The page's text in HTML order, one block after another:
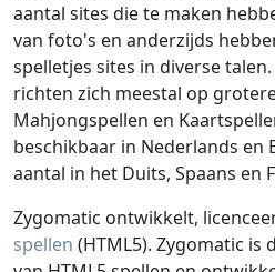
aantal sites die te maken
van foto's en anderzijds
spelletjes sites in diverse
richten zich meestal op
Mahjongspellen en
beschikbaar in Nederlands en
aantal in het Duits, Spaans en
Zygomatic ontwikkelt,
spellen (HTML5). Zygomatic